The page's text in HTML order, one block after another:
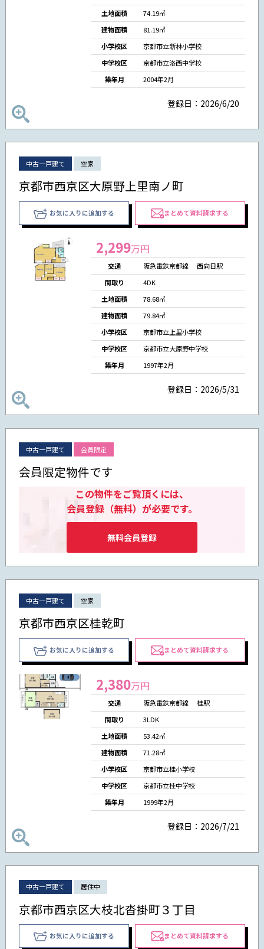
土地面積
74.19㎡
建物面積
81.19㎡
小学校区
京都市立新林小学校
中学校区
京都市立洛西中学校
築年月
2004年2月
登録日：2026/6/20
中古一戸建て 空家
京都市西京区大原野上里南ノ町
お気に入りに追加する まとめて資料請求する
2,299万円
交通
阪急電鉄京都線 西向日駅
間取り
4DK
土地面積
78.68㎡
建物面積
79.84㎡
小学校区
京都市立上里小学校
中学校区
京都市立大原野中学校
築年月
1997年2月
登録日：2026/5/31
中古一戸建て 会員限定
会員限定物件です
この物件をご覧頂くには、
会員登録（無料）が必要です。
無料会員登録
中古一戸建て 空家
京都市西京区桂乾町
お気に入りに追加する まとめて資料請求する
2,380万円
交通
阪急電鉄京都線 桂駅
間取り
3LDK
土地面積
53.42㎡
建物面積
71.28㎡
小学校区
京都市立桂小学校
中学校区
京都市立桂中学校
築年月
1999年2月
登録日：2026/7/21
中古一戸建て 居住中
京都市西京区大枝北沓掛町３丁目
お気に入りに追加する まとめて資料請求する